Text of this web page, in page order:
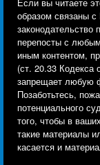
образом связаны
законодательство
перепосты с
иным контентом,
(ст. 20.33 Кодекса
запрещает любую
Позаботьтесь,
потенциального
того, чтобы в
такие материалы
касается и
© 2026 Human
Human Rights
10118-3299USA|t
Human Rights
under EIN: 13-
отслеживания
инструменты,
сайт, и
Используя наш
Ознакомьтесь с
используются
настройки.